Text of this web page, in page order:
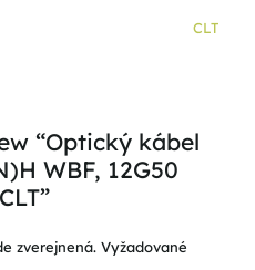
CLT
“Optický kábel
WBF, 12G50
zverejnená. Vyžadované